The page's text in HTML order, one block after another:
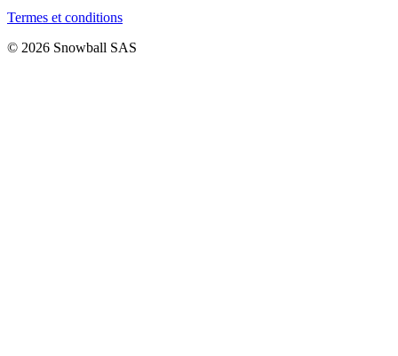
Termes et conditions
© 2026 Snowball SAS